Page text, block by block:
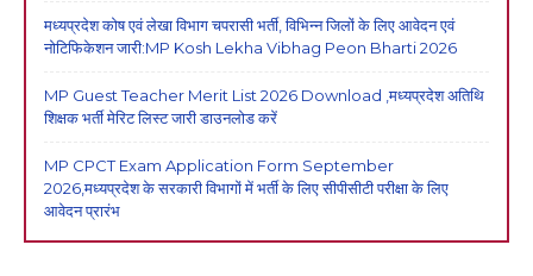
मध्यप्रदेश कोष एवं लेखा विभाग चपरासी भर्ती, विभिन्न जिलों के लिए आवेदन एवं
नोटिफिकेशन जारी:MP Kosh Lekha Vibhag Peon Bharti 2026
MP Guest Teacher Merit List 2026 Download ,मध्यप्रदेश अतिथि
शिक्षक भर्ती मेरिट लिस्ट जारी डाउनलोड करें
MP CPCT Exam Application Form September
2026,मध्यप्रदेश के सरकारी विभागों में भर्ती के लिए सीपीसीटी परीक्षा के लिए
आवेदन प्रारंभ